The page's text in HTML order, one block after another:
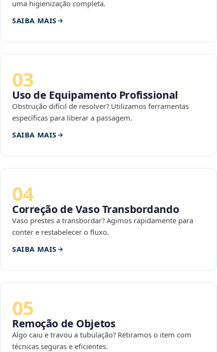
uma higienização completa.
SAIBA MAIS
03
Uso de Equipamento Profissional
Obstrução difícil de resolver? Utilizamos ferramentas
específicas para liberar a passagem.
SAIBA MAIS
04
Correção de Vaso Transbordando
Vaso prestes a transbordar? Agimos rapidamente para
conter e restabelecer o fluxo.
SAIBA MAIS
05
Remoção de Objetos
Algo caiu e travou a tubulação? Retiramos o item com
técnicas seguras e eficientes.